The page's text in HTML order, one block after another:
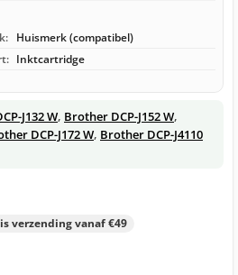
Huismerk (compatibel)
Inktcartridge
J132 W, Brother DCP-J152 W,
DCP-J172 W, Brother DCP-J4110
verzending vanaf €49